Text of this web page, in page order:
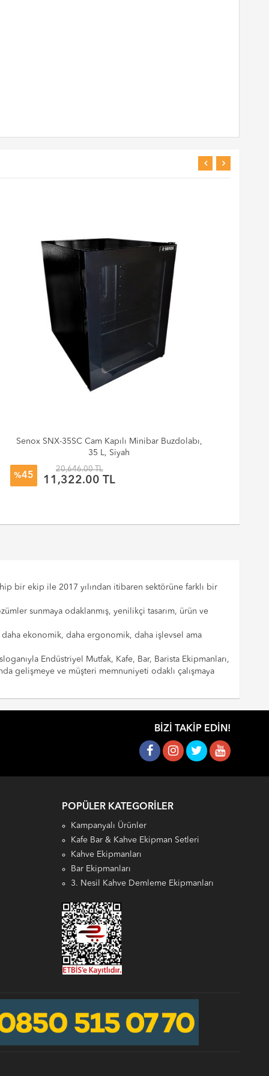
Senox SNX-35SC Cam Kapılı Minibar Buzdolabı,
35 L, Siyah
%45
20,646.00 TL
11,322.00 TL
bir ekip ile 2017 yılından itibaren sektörüne farklı bir
sunmaya odaklanmış, yenilikçi tasarım, ürün ve
daha ekonomik, daha ergonomik, daha işlevsel ama
Endüstriyel Mutfak, Kafe, Bar, Barista Ekipmanları,
gelişmeye ve müşteri memnuniyeti odaklı çalışmaya
BIZI TAKIP EDIN!
POPÜLER KATEGORILER
Kampanyalı Ürünler
Kafe Bar & Kahve Ekipman Setleri
Kahve Ekipmanları
Bar Ekipmanları
3. Nesil Kahve Demleme Ekipmanları